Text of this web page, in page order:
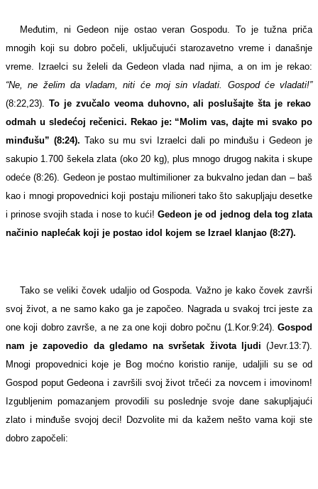
Međutim, ni Gedeon nije ostao veran Gospodu. To je tužna priča
mnogih koji su dobro počeli, uključujući starozavetno vreme i današnje
vreme. Izraelci su želeli da Gedeon vlada nad njima, a on im je rekao:
“Ne, ne želim da vladam, niti će moj sin vladati. Gospod će vladati!”
(8:22,23). To je zvučalo veoma duhovno, ali poslušajte šta je rekao
odmah u sledećoj rečenici. Rekao je: “Molim vas, dajte mi svako po
minđušu” (8:24).Tako su mu svi Izraelci dali po minđušu i Gedeon je
sakupio 1.700 šekela zlata (oko 20 kg), plus mnogo drugog nakita i skupe
odeće (8:26). Gedeon je postao multimilioner za bukvalno jedan dan – baš
kao i mnogi propovednici koji postaju milioneri tako što sakupljaju desetke
i prinose svojih stada i nose to kući!Gedeon je od jednog dela tog zlata
načinio naplećak koji je postao idol kojem se Izrael klanjao (8:27).
Tako se veliki čovek udaljio od Gospoda. Važno je kako čovek završi
svoj život, a ne samo kako ga je započeo. Nagrada u svakoj trci jeste za
one koji dobro završe, a ne za one koji dobro počnu (1.Kor.9:24). Gospod
nam je zapovedio da gledamo na svršetak života ljudi (Jevr.13:7).
Mnogi propovednici koje je Bog moćno koristio ranije, udaljili su se od
Gospod poput Gedeona i završili svoj život trčeći za novcem i imovinom!
Izgubljenim pomazanjem provodili su poslednje svoje dane sakupljajući
zlato i minđuše svojoj deci! Dozvolite mi da kažem nešto vama koji ste
dobro započeli: